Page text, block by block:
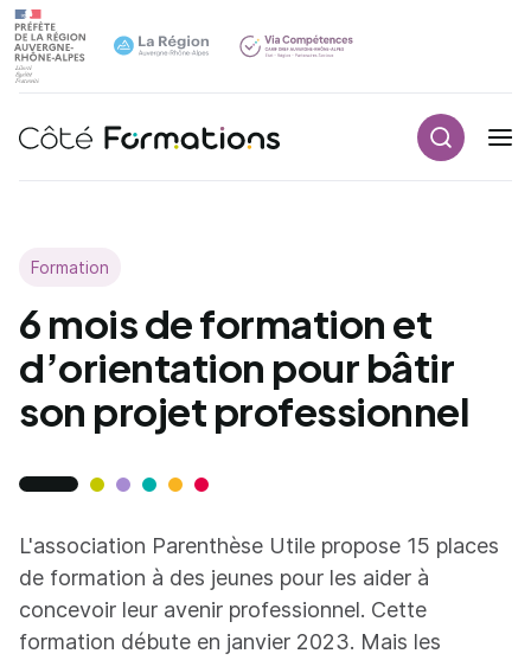
Aller au contenu principal
Navigation principale
Aller au contenu principal
Formation
6 mois de formation et
d’orientation pour bâtir
son projet professionnel
L'association Parenthèse Utile propose 15 places
de formation à des jeunes pour les aider à
concevoir leur avenir professionnel. Cette
formation débute en janvier 2023. Mais les